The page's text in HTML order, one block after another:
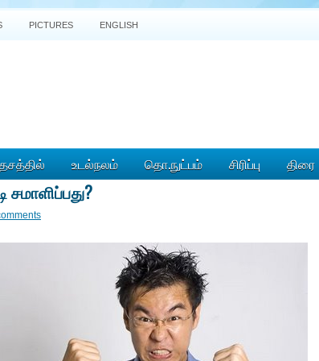
PICTURES ENGLISH
உடல்நலம் தொ.நுட்பம் சிரிப்பு திரை